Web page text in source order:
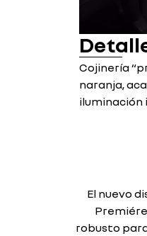
Cojinería
naranja,
iluminación
El nuevo
robusto